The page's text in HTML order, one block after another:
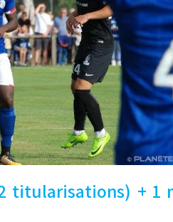
titularisations) + 1